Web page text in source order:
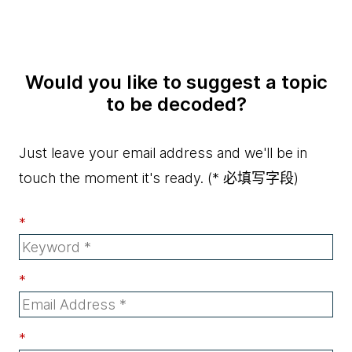
Would you like to suggest a topic
to be decoded?
Just leave your email address and we'll be in
touch the moment it's ready. (* 必填写字段)
*
*
*